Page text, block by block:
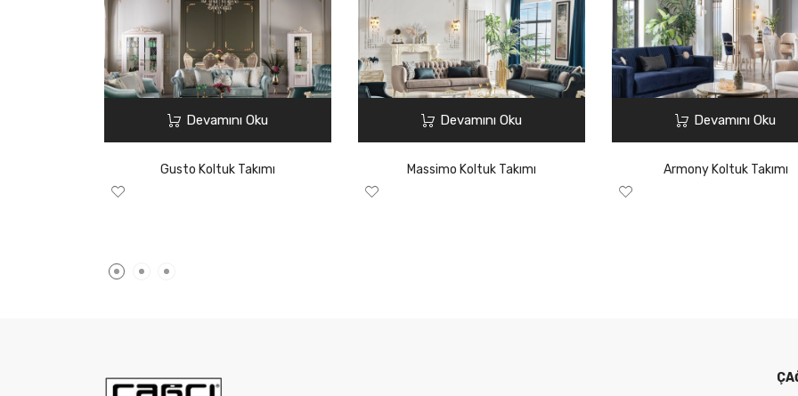
Devamını Oku
Gusto Koltuk Takımı
Devamını Oku
Massimo Koltuk Takımı
Devamını Oku
Armony Koltuk Takımı